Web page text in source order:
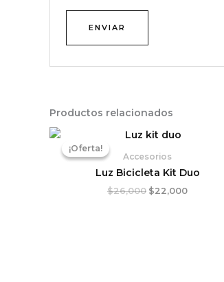
Productos relacionados
¡Oferta!
¡Oferta!
Accesorios
Luz Bicicleta Kit Duo
$26,000
El
original
$26,000.
$22,000
$22,000.